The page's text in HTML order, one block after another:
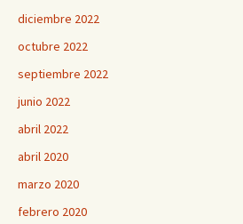
diciembre 2022
octubre 2022
septiembre 2022
junio 2022
abril 2022
abril 2020
marzo 2020
febrero 2020